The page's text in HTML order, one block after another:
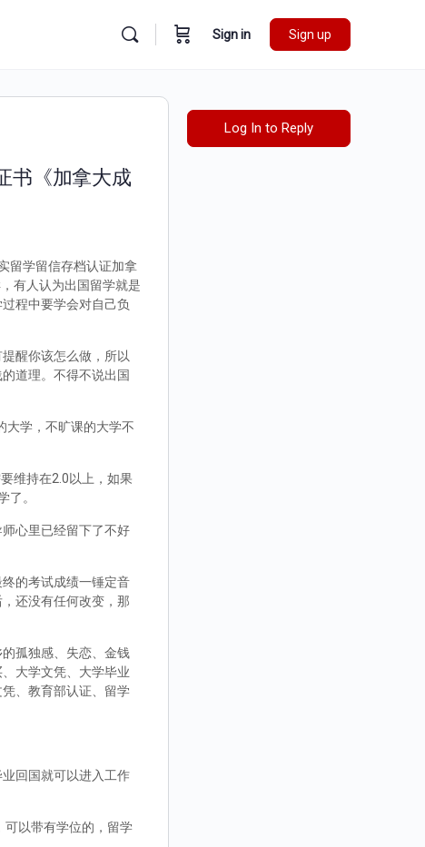
Sign in Sign up
书《加拿大成
留学留信存档认证加拿
有人认为出国留学就是
程中要学会对自己负
醒你该怎么做，所以
道理。不得不说出国
大学，不旷课的大学不
维持在2.0以上，如果
了。
心里已经留下了不好
的考试成绩一锤定音
还没有任何改变，那
孤独感、失恋、金钱
大学文凭、大学毕业
、教育部认证、留学
回国就可以进入工作
以带有学位的，留学
Log In to Reply